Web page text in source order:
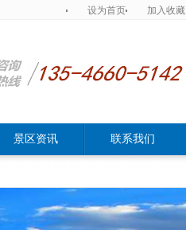
设为首页 加入收藏
景区资讯 联系我们